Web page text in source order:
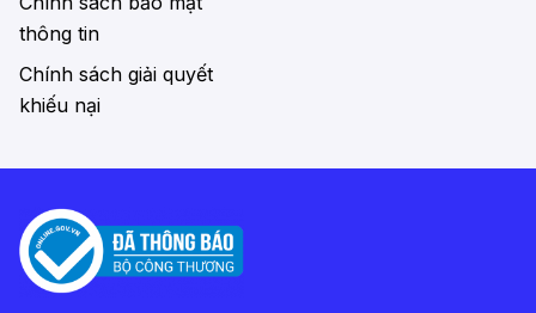
thông tin
Chính sách giải quyết
khiếu nại